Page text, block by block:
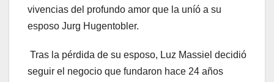
vivencias del profundo amor que la uníó a su
esposo Jurg Hugentobler.
Tras la pérdida de su esposo, Luz Massiel decidió
seguir el negocio que fundaron hace 24 años